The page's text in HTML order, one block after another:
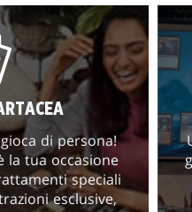
di persona!
la tua occasione
speciali
esclusive,